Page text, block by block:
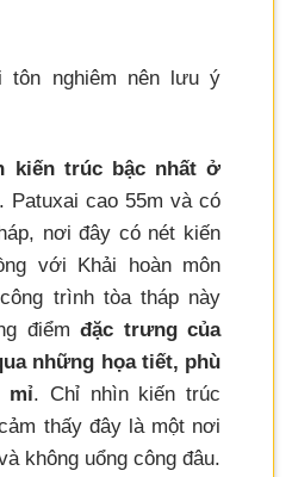
tôn nghiêm nên lưu ý
kiến trúc bậc nhất ở
. Patuxai cao 55m và có
nơi đây có nét kiến
với Khải hoàn môn
trình tòa tháp này
điểmđặc trưng của
những họa tiết, phù
mỉ. Chỉ nhìn kiến trúc
thấy đây là một nơi
không uổng công đâu.